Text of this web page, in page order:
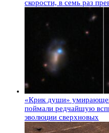
скорости, в семь раз
«Крик души»
поймали редчайшую
эволюции сверхновых